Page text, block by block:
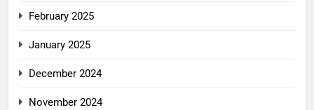
February 2025
January 2025
December 2024
November 2024